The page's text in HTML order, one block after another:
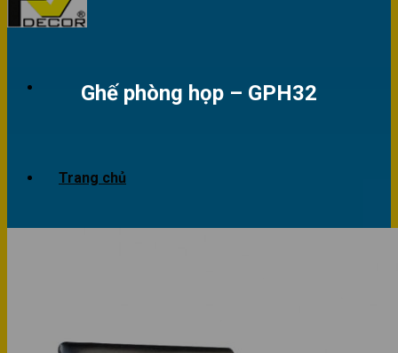
Trang chủ
Ghế phòng họp – GPH32